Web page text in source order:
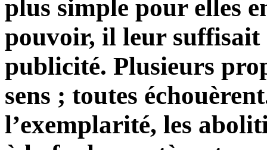
plus simple pour elles
pouvoir, il leur suffisait
publicité. Plusieurs
sens ; toutes
l’exemplarité, les